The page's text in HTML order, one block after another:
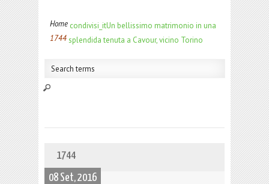
Home condivisi_itUn bellissimo matrimonio in una
splendida tenuta a Cavour, vicino Torino
1744
1744
08 Set, 2016